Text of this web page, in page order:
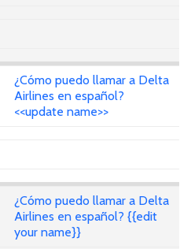
¿Cómo puedo llamar a Delta
Airlines en español?
<<update name>>
¿Cómo puedo llamar a Delta
Airlines en español? {{edit
your name}}